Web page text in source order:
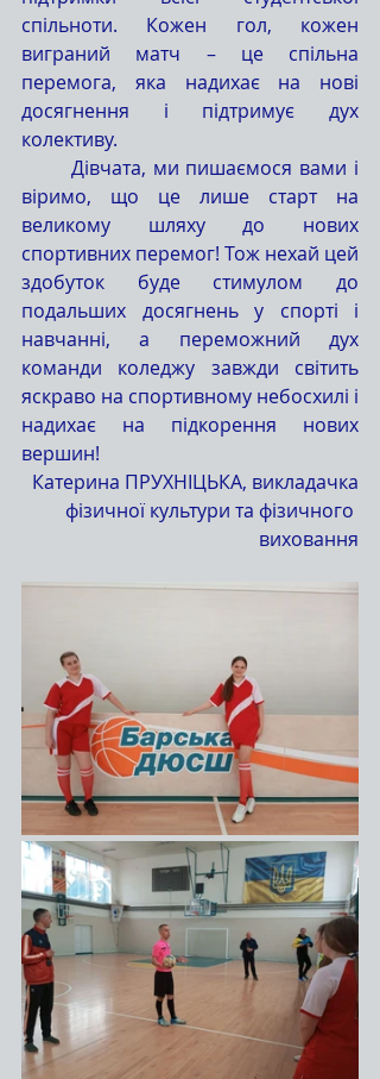
спільноти. Кожен гол, кожен
виграний матч – це спільна
перемога, яка надихає на нові
досягнення і підтримує дух
колективу.
віримо, що це лише старт на
великому шляху до нових
спортивних перемог! Тож нехай цей
здобуток буде стимулом до
подальших досягнень у спорті і
навчанні, а переможний дух
команди коледжу завжди світить
яскраво на спортивному небосхилі і
надихає на підкорення нових
вершин!
Катерина ПРУХНІЦЬКА, викладачка
фізичної культури та фізичного
виховання